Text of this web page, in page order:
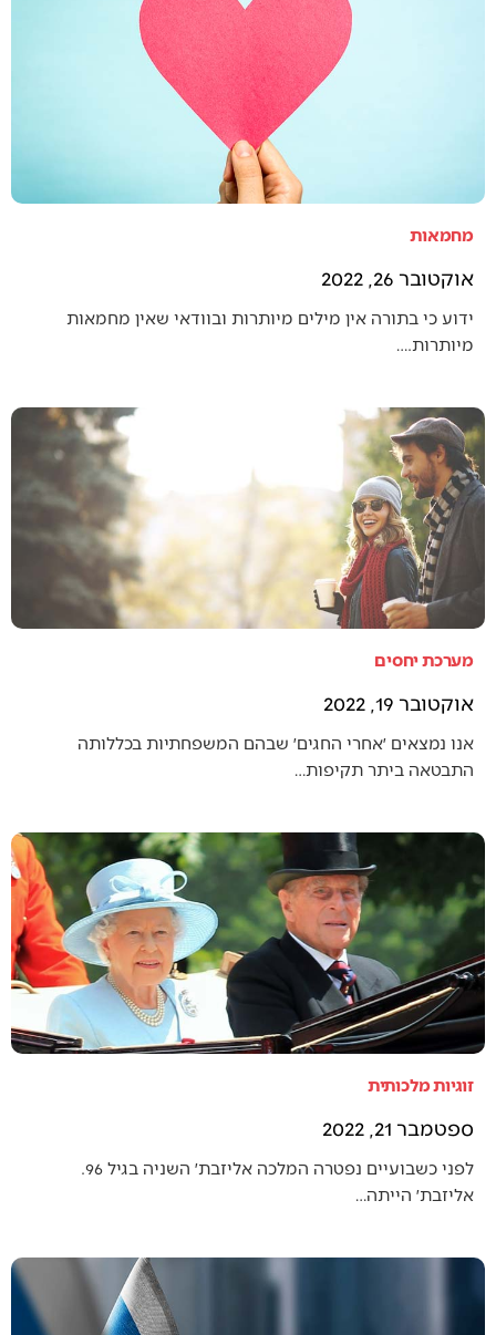
מחמאות
אוקטובר 26, 2022
ידוע כי בתורה אין מילים מיותרות ובוודאי שאין מחמאות
מיותרות.…
מערכת יחסים
אוקטובר 19, 2022
אנו נמצאים ׳אחרי החגים׳ שבהם המשפחתיות בכללותה
התבטאה ביתר תקיפות…
זוגיות מלכותית
ספטמבר 21, 2022
לפני כשבועיים נפטרה המלכה אליזבת׳ השניה בגיל 96.
אליזבת׳ הייתה…